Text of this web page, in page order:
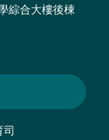
綜合大樓後棟